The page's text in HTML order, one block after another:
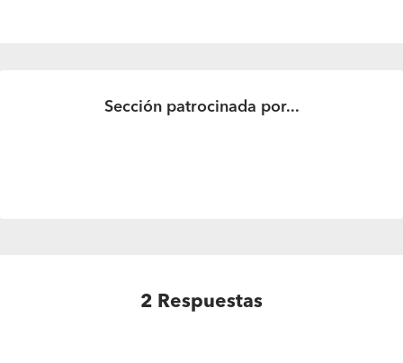
Sección patrocinada por...
2 Respuestas